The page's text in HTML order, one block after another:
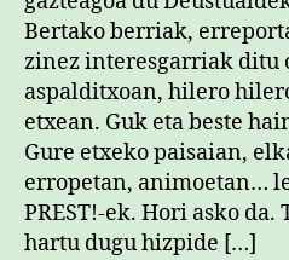
Bertako berriak,
zinez interesgarriak ditu
aspalditxoan, hilero
etxean. Guk eta beste
Gure etxeko paisaian,
erropetan, animoetan…
PREST!-ek. Hori asko
hartu dugu hizpide […]